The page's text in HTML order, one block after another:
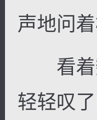
声地问
看着魏
轻轻叹